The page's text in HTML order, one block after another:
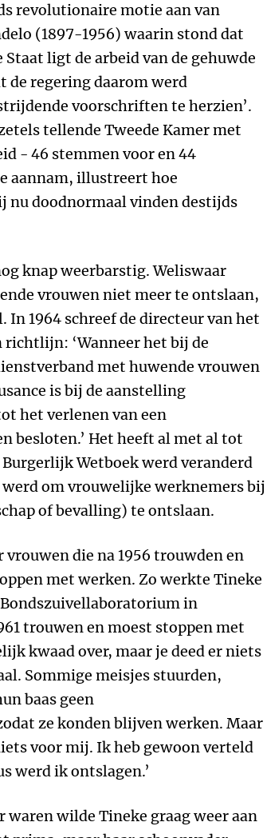
revolutionaire motie aan van
(1897-1956) waarin stond dat
Staat ligt de arbeid van de gehuwde
de regering daarom werd
voorschriften te herzien’.
tellende Tweede Kamer met
- 46 stemmen voor en 44
aannam, illustreert hoe
nu doodnormaal vinden destijds
knap weerbarstig. Weliswaar
vrouwen niet meer te ontslaan,
In 1964 schreef de directeur van het
richtlijn: ‘Wanneer het bij de
met huwende vrouwen
is bij de aanstelling
het verlenen van een
besloten.’ Het heeft al met al tot
Wetboek werd veranderd
om vrouwelijke werknemers bij
of bevalling) te ontslaan.
die na 1956 trouwden en
met werken. Zo werkte Tineke
in
trouwen en moest stoppen met
kwaad over, maar je deed er niets
Sommige meisjes stuurden,
baas geen
ze konden blijven werken. Maar
voor mij. Ik heb gewoon verteld
werd ik ontslagen.’
wilde Tineke graag weer aan